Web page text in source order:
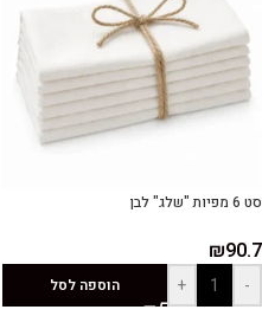
סט 6 מפיות "שלג" לבן
₪90.7
-
+ הוספה לסל